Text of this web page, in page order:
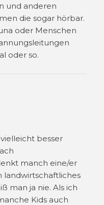
und anderen
die sogar hörbar.
oder Menschen
oder so.
besser
manch eine/er
landwirtschaftliches
man ja nie. Als ich
Kids auch